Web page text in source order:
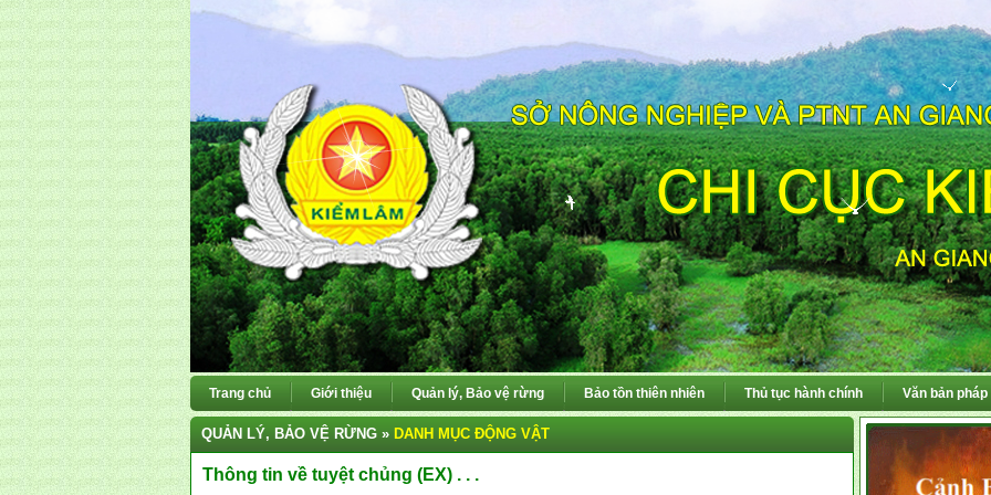
Trang chủ Giới thiệu Quản lý, Bảo vệ rừng Bảo tồn thiên nhiên Thủ tục hành chính Văn bản pháp
QUẢN LÝ, BẢO VỆ RỪNG » DANH MỤC ĐỘNG VẬT
Thông tin về tuyệt chủng (EX) . . .